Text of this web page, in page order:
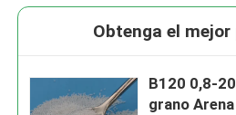
Obtenga el
B120 0,8-
grano